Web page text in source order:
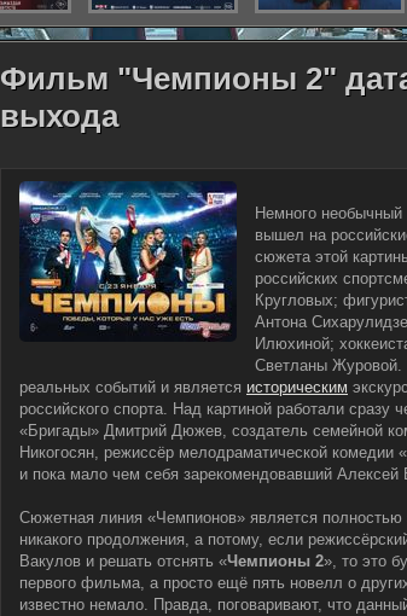
Фильм "Чемпионы 2"
выхода
Немного
вышел на
сюжета этой
российских
Кругловых;
Антона
Илюхиной;
Светланы Журовой.
реальных событий и является историческим
российского спорта. Над картиной работали сразу
«Бригады» Дмитрий Дюжев, создатель семейной
Никогосян, режиссёр мелодраматической комедии «
и пока мало чем себя зарекомендовавший Алексей
Сюжетная линия «Чемпионов» является
никакого продолжения, а потому, если
Вакулов и решать отснять «Чемпионы 2», то это
первого фильма, а просто ещё пять новелл о
известно немало. Правда, поговаривают, что